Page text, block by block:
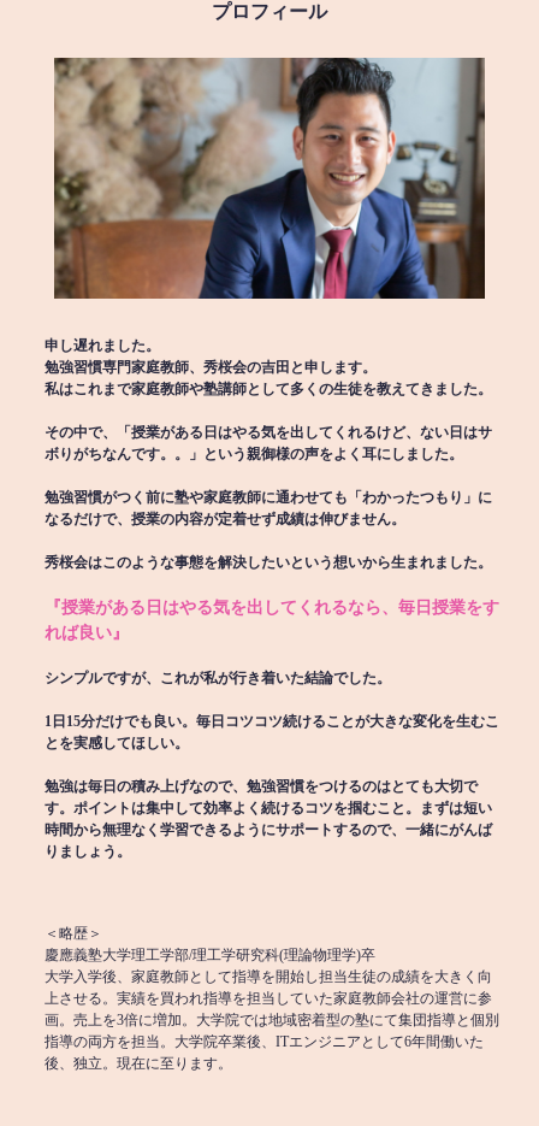
プロフィール
申し遅れました。
勉強習慣専門家庭教師、秀桜会の吉田と申します。
私はこれまで家庭教師や塾講師として多くの生徒を教えてきました。
その中で、「授業がある日はやる気を出してくれるけど、ない日はサ
ボりがちなんです。。」という親御様の声をよく耳にしました。
勉強習慣がつく前に塾や家庭教師に通わせても「わかったつもり」に
なるだけで、授業の内容が定着せず成績は伸びません。
秀桜会はこのような事態を解決したいという想いから生まれました。
『授業がある日はやる気を出してくれるなら、毎日授業をす
れば良い』
シンプルですが、これが私が行き着いた結論でした。
1日15分だけでも良い。毎日コツコツ続けることが大きな変化を生むこ
とを実感してほしい。
勉強は毎日の積み上げなので、勉強習慣をつけるのはとても大切で
す。ポイントは集中して効率よく続けるコツを掴むこと。まずは短い
時間から無理なく学習できるようにサポートするので、一緒にがんば
りましょう。
＜略歴＞
慶應義塾大学理工学部/理工学研究科(理論物理学)卒
大学入学後、家庭教師として指導を開始し担当生徒の成績を大きく向
上させる。実績を買われ指導を担当していた家庭教師会社の運営に参
画。売上を3倍に増加。大学院では地域密着型の塾にて集団指導と個別
指導の両方を担当。大学院卒業後、ITエンジニアとして6年間働いた
後、独立。現在に至ります。